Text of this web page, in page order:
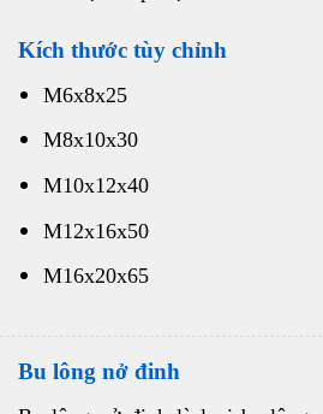
Kích thước tùy chỉnh
M6x8x25
M8x10x30
M10x12x40
M12x16x50
M16x20x65
Bu lông nở đinh